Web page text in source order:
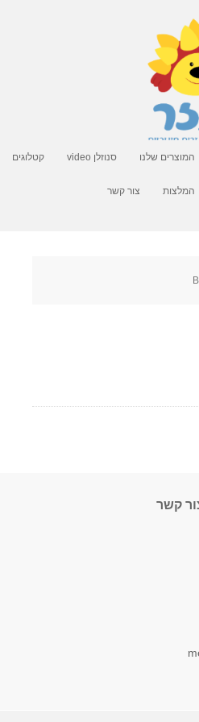
המוצרים שלנו סנוזלן video קטלוגים
המלצות צור קשר
קשר